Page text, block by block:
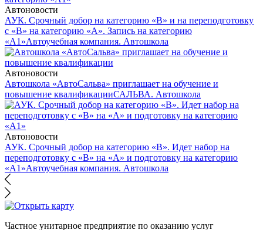
Автоновости
АУК. Срочный добор на категорию «В» и на переподготовку
с «В» на категорию «А». Запись на категорию
«А1»Автоучебная компания. Автошкола
Автоновости
Автошкола «АвтоСальва» приглашает на обучение и
повышение квалификацииСАЛЬВА. Автошкола
Автоновости
АУК. Срочный добор на категорию «В». Идет набор на
переподготовку с «В» на «А» и подготовку на категорию
«А1»Автоучебная компания. Автошкола
Частное унитарное предприятие по оказанию услуг